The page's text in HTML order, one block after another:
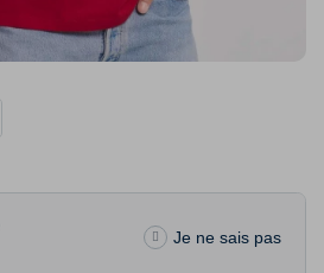
Je ne sais pas